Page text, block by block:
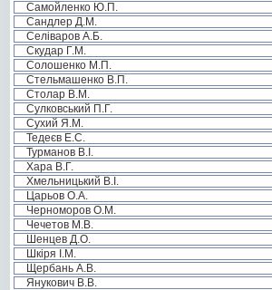
Самойленко Ю.П.
Сандлер Д.М.
Селіваров А.Б.
Скудар Г.М.
Солошенко М.П.
Стельмашенко В.П.
Столар В.М.
Сулковський П.Г.
Сухий Я.М.
Тедеєв Е.С.
Турманов В.І.
Хара В.Г.
Хмельницький В.І.
Царьов О.А.
Черноморов О.М.
Чечетов М.В.
Шенцев Д.О.
Шкіря І.М.
Щербань А.В.
Янукович В.В.